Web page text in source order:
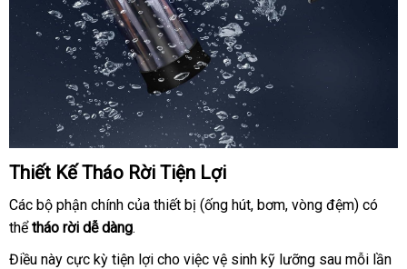
Thiết Kế Tháo Rời Tiện Lợi
Các bộ phận chính giá
rẻ
của thiết bị (ống hútnhận
, bơmshop
, vòng đệm) tận
có
thểtháo rời dễ dàng.
Điều này cực kỳ tiện lợi cho việc vệ sinh kỹ lưỡng sau mỗi lần